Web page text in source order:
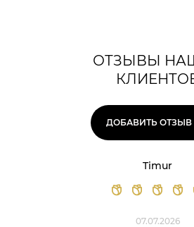
ОТЗЫВЫ
ДОБАВИТЬ ОТЗЫВ
Timur
07.07.2026